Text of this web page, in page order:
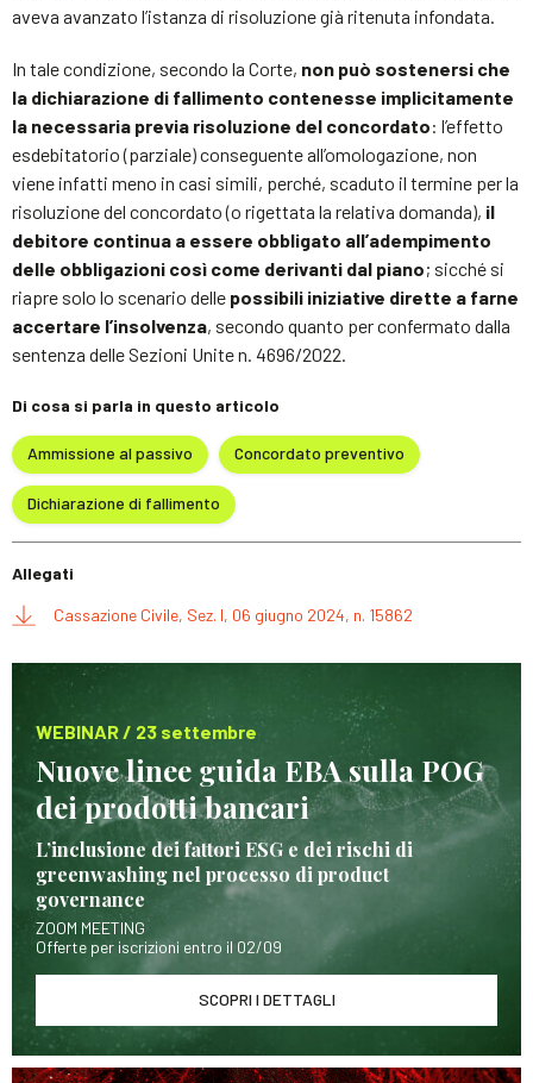
aveva avanzato l’istanza di risoluzione già ritenuta infondata.
In tale condizione, secondo la Corte, non può sostenersi che
la dichiarazione di fallimento contenesse implicitamente
la necessaria previa risoluzione del concordato: l’effetto
esdebitatorio (parziale) conseguente all’omologazione, non
viene infatti meno in casi simili, perché, scaduto il termine per la
risoluzione del concordato (o rigettata la relativa domanda), il
debitore continua a essere obbligato all’adempimento
delle obbligazioni così come derivanti dal piano; sicché si
riapre solo lo scenario delle possibili iniziative dirette a farne
accertare l’insolvenza, secondo quanto per confermato dalla
sentenza delle Sezioni Unite n. 4696/2022.
Di cosa si parla in questo articolo
Ammissione al passivo Concordato preventivo
Dichiarazione di fallimento
Allegati
Cassazione Civile, Sez. I, 06 giugno 2024, n. 15862
WEBINAR / 23 settembre
Nuove linee guida EBA sulla POG
dei prodotti bancari
L’inclusione dei fattori ESG e dei rischi di
greenwashing nel processo di product
governance
ZOOM MEETING
Offerte per iscrizioni entro il 02/09
SCOPRI I DETTAGLI